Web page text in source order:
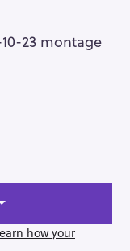
23 montage
how your